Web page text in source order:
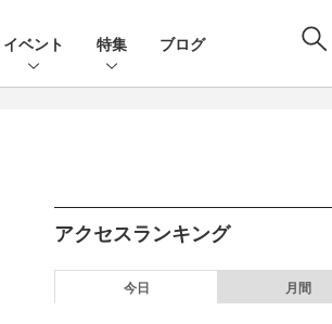
イベント 特集 ブログ
アクセスランキング
今日 月間